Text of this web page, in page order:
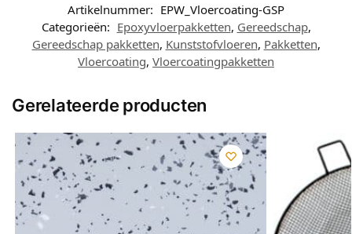
Artikelnummer: EPW_Vloercoating-GSP
Categorieën: Epoxyvloerpakketten, Gereedschap,
Gereedschap pakketten, Kunststofvloeren, Pakketten,
Vloercoating, Vloercoatingpakketten
Gerelateerde producten